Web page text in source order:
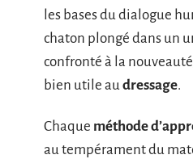
les bases du dialogue
chaton plongé dans un
confronté à la
bien utile au dressage.
Chaque méthode
au tempérament du